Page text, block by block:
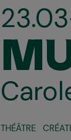
THÉÂTRE